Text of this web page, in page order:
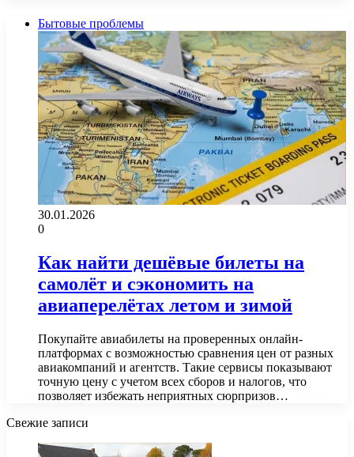
Бытовые проблемы
30.01.2026
0
Как найти дешёвые билеты на
самолёт и сэкономить на
авиаперелётах летом и зимой
Покупайте авиабилеты на проверенных онлайн-
платформах с возможностью сравнения цен от разных
авиакомпаний и агентств. Такие сервисы показывают
точную цену с учетом всех сборов и налогов, что
позволяет избежать неприятных сюрпризов…
Свежие записи